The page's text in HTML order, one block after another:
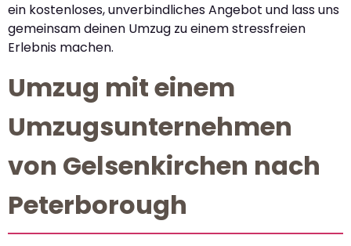
ein kostenloses, unverbindliches Angebot und lass uns
gemeinsam deinen Umzug zu einem stressfreien
Erlebnis machen.
Umzug mit einem
Umzugsunternehmen
von Gelsenkirchen nach
Peterborough